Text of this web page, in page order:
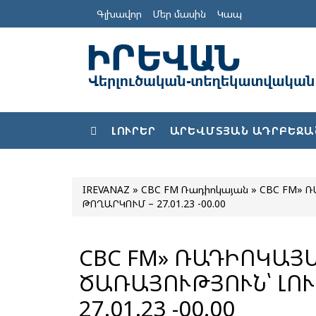
Գլխավոր Մեր մասին Կապ
ԼՈՒՐԵՐ ԱՐԵՎՄՏՅԱՆ
IREVANAZ » CBC FM Ռադիոկայան » CBC FM»
ԹՈՂԱՐԿՈՒՄ – 27.01.23 -00.00
CBC FM»
ԾԱՌԱՅՈՒԹՅՈՒՆ՝ ԼՈՒՐԵՐԻ ԹՈՂԱՐԿՈՒՄ –
27.01.23 -00.00